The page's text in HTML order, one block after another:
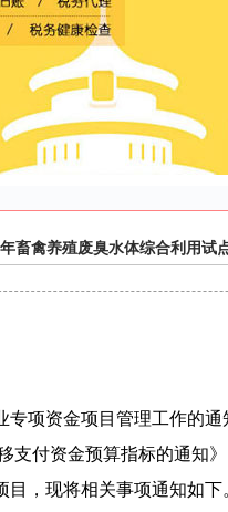
畜禽养殖废臭水体综合利用试
专项资金项目管理工作的通
支付资金预算指标的通知
，现将相关事项通知如下